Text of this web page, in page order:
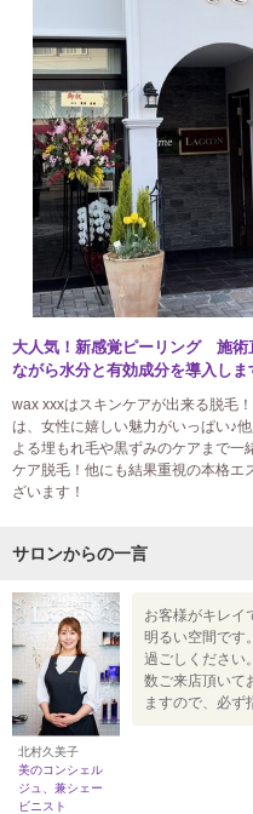
大人気！新感覚ピーリング 施術
ながら水分と有効成分を導入しま
wax xxxはスキンケアが出来る脱毛
は、女性に嬉しい魅力がいっぱい♪
よる埋もれ毛や黒ずみのケアまで一
ケア脱毛！他にも結果重視の本格エ
ざいます！
サロンからの一言
北村久美子
美のコンシェル
ジュ、兼シェー
ビニスト
お客様がキレイ
明るい空間です
過ごしください
数ご来店頂いて
ますので、必